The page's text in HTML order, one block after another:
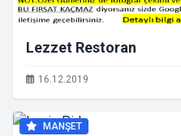
Lezzet Restoran
16.12.2019
MANŞET